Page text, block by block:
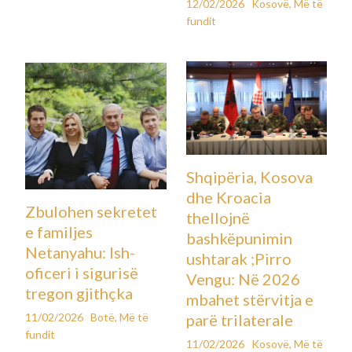
12/02/2026 Kosovë, Më të
fundit
Zbulohen sekretet
e familjes
Netanyahu: Ish-
oficeri i sigurisë
tregon gjithçka
11/02/2026 Botë,Më të
fundit
Shqipëria, Kosova
dhe Kroacia
thellojnë
bashkëpunimin
ushtarak ;Pirro
Vengu: Në 2026
mbahet stërvitja e
parë trilaterale
11/02/2026 Kosovë, Më të